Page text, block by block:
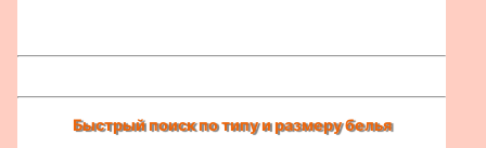
Быстрый поиск по типу и размеру белья